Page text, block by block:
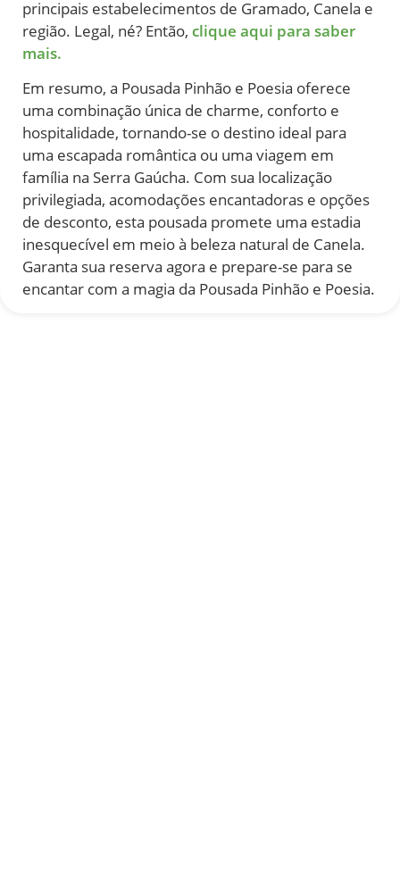
principais estabelecimentos de Gramado, Canela e
região. Legal, né? Então, clique aqui para saber
mais.
Em resumo, a Pousada Pinhão e Poesia oferece
uma combinação única de charme, conforto e
hospitalidade, tornando-se o destino ideal para
uma escapada romântica ou uma viagem em
família na Serra Gaúcha. Com sua localização
privilegiada, acomodações encantadoras e opções
de desconto, esta pousada promete uma estadia
inesquecível em meio à beleza natural de Canela.
Garanta sua reserva agora e prepare-se para se
encantar com a magia da Pousada Pinhão e Poesia.